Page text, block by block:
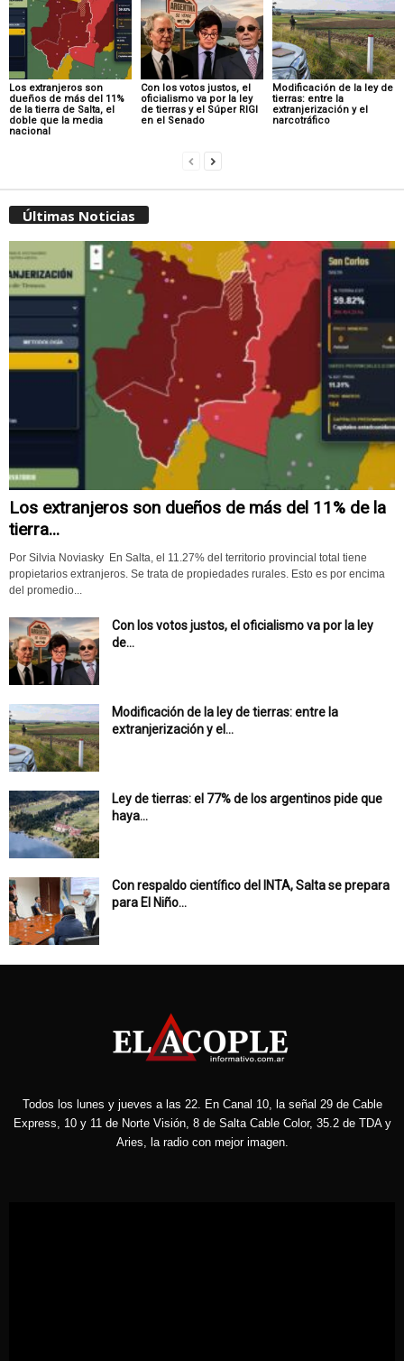
Los extranjeros son
dueños de más del 11%
de la tierra de Salta, el
doble que la media
nacional
Con los votos justos, el
oficialismo va por la ley
de tierras y el Súper RIGI
en el Senado
Modificación de la ley de
tierras: entre la
extranjerización y el
narcotráfico
Últimas Noticias
Los extranjeros son dueños de más del 11% de la
tierra...
Por Silvia Noviasky En Salta, el 11.27% del territorio provincial total tiene
propietarios extranjeros. Se trata de propiedades rurales. Esto es por encima
del promedio...
Con los votos justos, el oficialismo va por la ley
de...
Modificación de la ley de tierras: entre la
extranjerización y el...
Ley de tierras: el 77% de los argentinos pide que
haya...
Con respaldo científico del INTA, Salta se prepara
para El Niño...
Todos los lunes y jueves a las 22. En Canal 10, la señal 29 de Cable
Express, 10 y 11 de Norte Visión, 8 de Salta Cable Color, 35.2 de TDA y
Aries, la radio con mejor imagen.